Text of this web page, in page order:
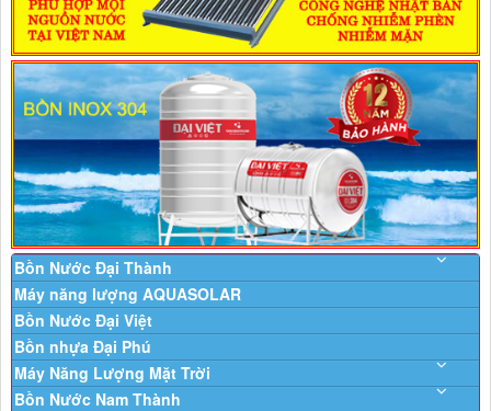
Bồn Nước Đại Thành
Máy năng lượng AQUASOLAR
Bồn Nước Đại Việt
Bồn nhựa Đại Phú
Máy Năng Lượng Mặt Trời
Bồn Nước Nam Thành